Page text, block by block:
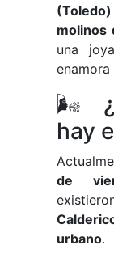
(Toledo)
molinos
una
🌬️
hay
de
urbano.